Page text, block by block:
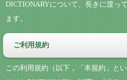
DICTIONARYについて、長きに渡っ
ます。
ご利用規約
この利用規約（以下，「本規約」と